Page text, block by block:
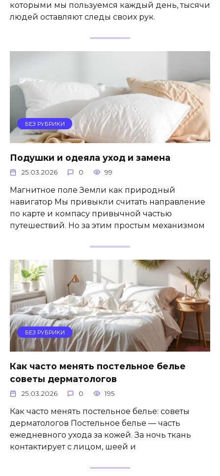
которыми мы пользуемся каждый день, тысячи
людей оставляют следы своих рук.
БЕЗ РУБРИКИ
Подушки и одеяла уход и замена
25.03.2026 0 99
Магнитное поле Земли как природный
навигатор Мы привыкли считать направление
по карте и компасу привычной частью
путешествий. Но за этим простым механизмом
БЕЗ РУБРИКИ
Как часто менять постельное белье
советы дерматологов
25.03.2026 0 195
Как часто менять постельное белье: советы
дерматологов Постельное белье — часть
ежедневного ухода за кожей. За ночь ткань
контактирует с лицом, шеей и